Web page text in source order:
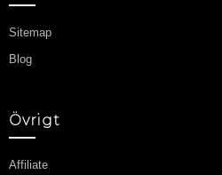
Sitemap
Blog
Övrigt
Affiliate